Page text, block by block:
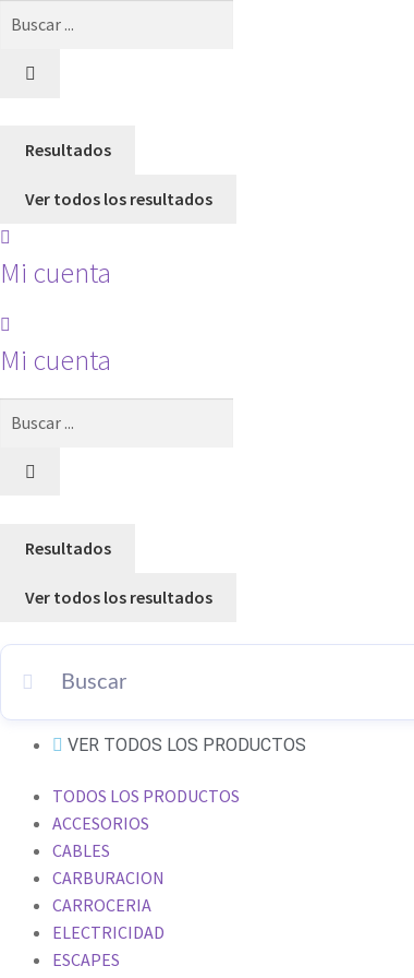
Resultados
Ver todos los resultados
Mi cuenta
Mi cuenta
Resultados
Ver todos los resultados
VER TODOS LOS PRODUCTOS
TODOS LOS PRODUCTOS
ACCESORIOS
CABLES
CARBURACION
CARROCERIA
ELECTRICIDAD
ESCAPES